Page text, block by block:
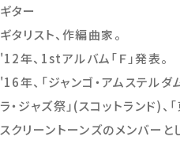
ギター
ギタリスト、作編曲家。
'12年、1stアルバム「Ｆ」発表。
'16年、「ジャンゴ・アムステルダ
ラ・ジャズ祭」(スコットランド)、
スクリーントーンズのメンバーと